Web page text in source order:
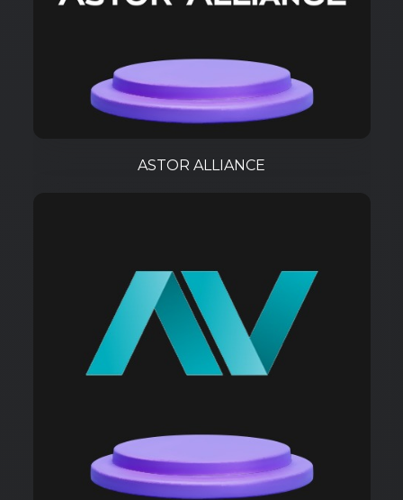
ASTOR ALLIANCE